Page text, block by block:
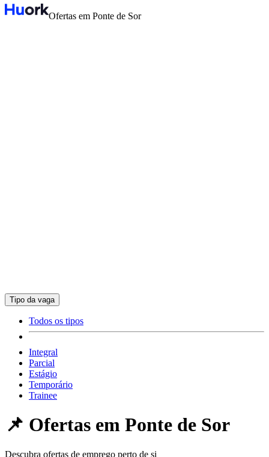
Ofertas em Ponte de Sor
Tipo da vaga
Todos os tipos
Integral
Parcial
Estágio
Temporário
Trainee
📌 Ofertas em Ponte de Sor
Descubra ofertas de emprego perto de si